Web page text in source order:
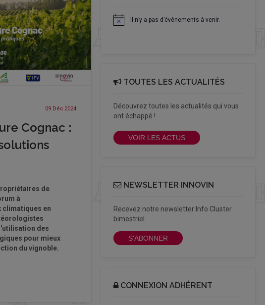
09 Déc 2024
Cognac :
de
à
climatiques en
des
pour mieux
du vignoble.
Notice Il n’y a pas d’évènements à venir.
TOUTES LES ACTUALITÉS
Découvrez toutes les actualités qui vous
ont échappé !
VOIR LES ACTUS
NEWSLETTER INNOVIN
Recevez notre newsletter Info Cluster
bimestriel
S'ABONNER
CONNEXION ADHÉRENT